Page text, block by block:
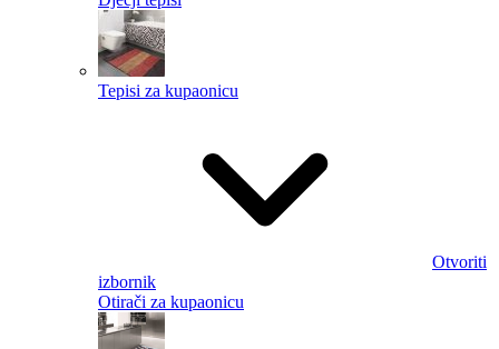
Tepisi za kupaonicu
Otvoriti
izbornik
Otirači za kupaonicu